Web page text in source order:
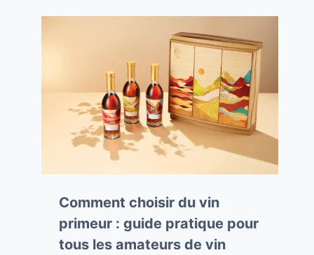
Comment choisir du vin
primeur : guide pratique pour
tous les amateurs de vin